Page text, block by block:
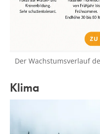
Der Wachstumsverlauf
Klima